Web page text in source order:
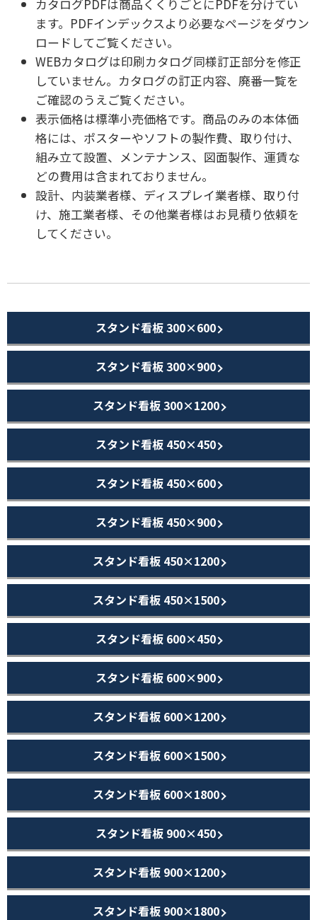
カタログPDFは商品くくりごとにPDFを分けてい
ます。PDFインデックスより必要なページをダウン
ロードしてご覧ください。
WEBカタログは印刷カタログ同様訂正部分を修正
していません。カタログの訂正内容、廃番一覧を
ご確認のうえご覧ください。
表示価格は標準小売価格です。商品のみの本体価
格には、ポスターやソフトの製作費、取り付け、
組み立て設置、メンテナンス、図面製作、運賃な
どの費用は含まれておりません。
設計、内装業者様、ディスプレイ業者様、取り付
け、施工業者様、その他業者様はお見積り依頼を
してください。
スタンド看板 300×600
スタンド看板 300×900
スタンド看板 300×1200
スタンド看板 450×450
スタンド看板 450×600
スタンド看板 450×900
スタンド看板 450×1200
スタンド看板 450×1500
スタンド看板 600×450
スタンド看板 600×900
スタンド看板 600×1200
スタンド看板 600×1500
スタンド看板 600×1800
スタンド看板 900×450
スタンド看板 900×1200
スタンド看板 900×1800